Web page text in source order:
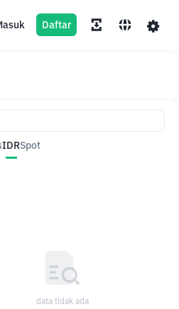
Daftar
IDRSpot
data tidak ada